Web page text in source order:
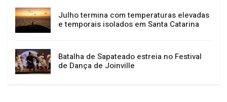
Sul, Sudeste e Centro-Oeste têm alerta
para tempestades e vendavais
Julho termina com temperaturas elevadas
e temporais isolados em Santa Catarina